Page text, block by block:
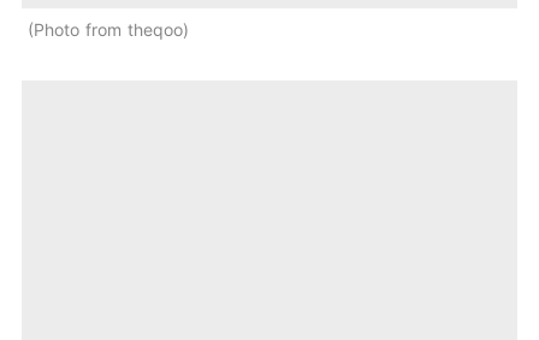
Photo from theqoo